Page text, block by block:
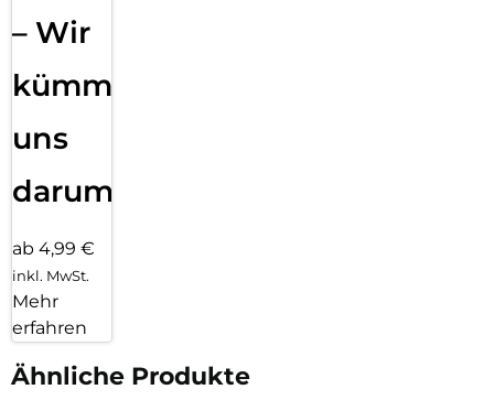
– Wir
kümmern
uns
darum!
ab 4,99 €
inkl. MwSt.
Mehr
erfahren
Ähnliche Produkte